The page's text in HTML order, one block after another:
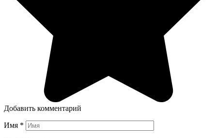
Добавить комментарий
Имя *